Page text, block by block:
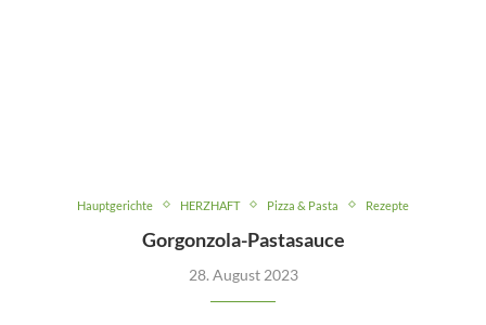
Hauptgerichte HERZHAFT Pizza & Pasta Rezepte
Gorgonzola-Pastasauce
28. August 2023